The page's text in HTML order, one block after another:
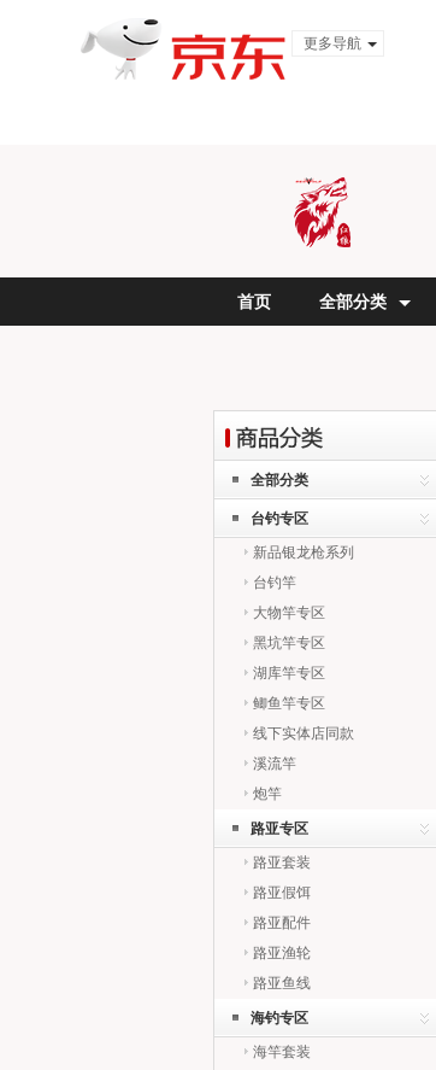
更多导航
首页 全部分类
全部分类
台钓专区
新品银龙枪系列
台钓竿
大物竿专区
黑坑竿专区
湖库竿专区
鲫鱼竿专区
线下实体店同款
溪流竿
炮竿
路亚专区
路亚套装
路亚假饵
路亚配件
路亚渔轮
路亚鱼线
海钓专区
海竿套装